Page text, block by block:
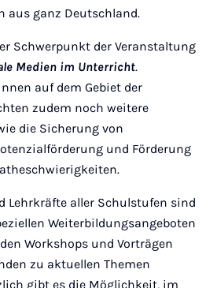
aus ganz Deutschland.
Schwerpunkt der Veranstaltung
Medien im Unterricht.
auf dem Gebiet der
zudem noch weitere
die Sicherung von
und Förderung
Lehrkräfte aller Schulstufen sind
Weiterbildungsangeboten
Workshops und Vorträgen
zu aktuellen Themen
gibt es die Möglichkeit, im